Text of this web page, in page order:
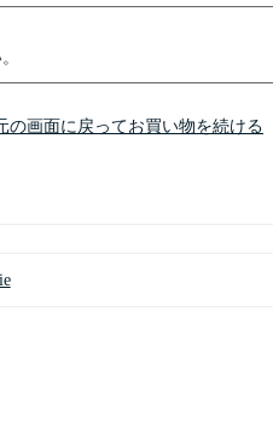
の画面に戻ってお買い物を続ける